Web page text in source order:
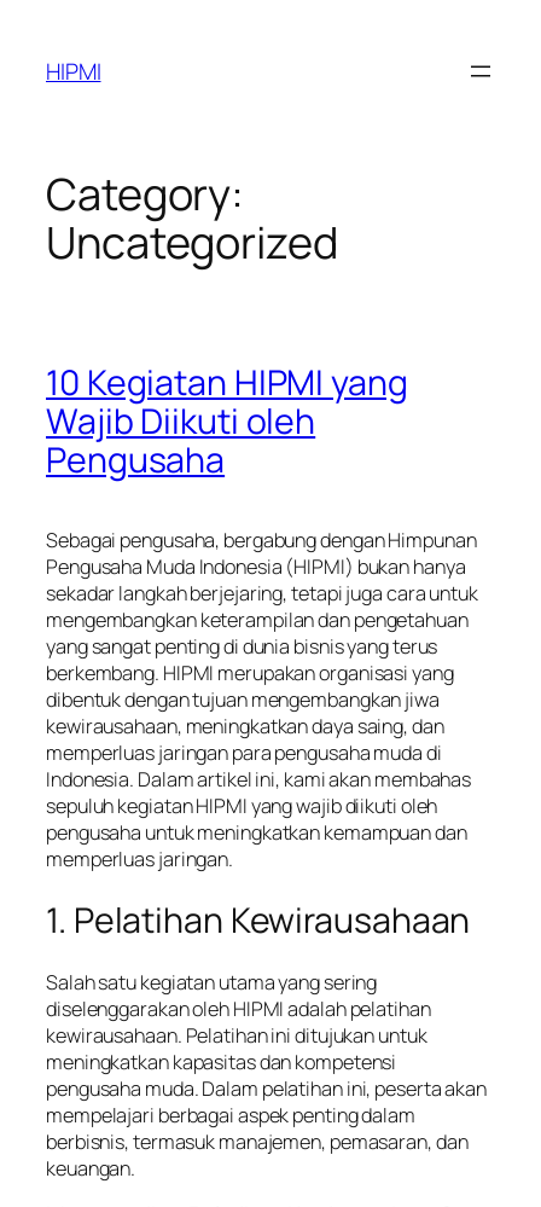
content
HIPMI
Category:
Uncategorized
10 Kegiatan HIPMI yang
Wajib Diikuti oleh
Pengusaha
Sebagai pengusaha, bergabung dengan Himpunan
Pengusaha Muda Indonesia (HIPMI) bukan hanya
sekadar langkah berjejaring, tetapi juga cara untuk
mengembangkan keterampilan dan pengetahuan
yang sangat penting di dunia bisnis yang terus
berkembang. HIPMI merupakan organisasi yang
dibentuk dengan tujuan mengembangkan jiwa
kewirausahaan, meningkatkan daya saing, dan
memperluas jaringan para pengusaha muda di
Indonesia. Dalam artikel ini, kami akan membahas
sepuluh kegiatan HIPMI yang wajib diikuti oleh
pengusaha untuk meningkatkan kemampuan dan
memperluas jaringan.
1. Pelatihan Kewirausahaan
Salah satu kegiatan utama yang sering
diselenggarakan oleh HIPMI adalah pelatihan
kewirausahaan. Pelatihan ini ditujukan untuk
meningkatkan kapasitas dan kompetensi
pengusaha muda. Dalam pelatihan ini, peserta akan
mempelajari berbagai aspek penting dalam
berbisnis, termasuk manajemen, pemasaran, dan
keuangan.